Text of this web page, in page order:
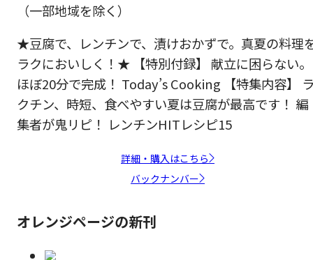
（一部地域を除く）
★豆腐で、レンチンで、漬けおかずで。真夏の料理
ラクにおいしく！★ 【特別付録】 献立に困らない。
ほぼ20分で完成！ Today’s Cooking 【特集内容】
クチン、時短、食べやすい夏は豆腐が最高です！ 編
集者が鬼リピ！ レンチンHITレシピ15
詳細・購入はこちら
バックナンバー
オレンジページの新刊